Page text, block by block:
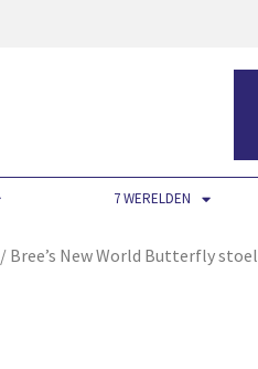
7 WERELDEN
/ Bree’s New World Butterfly stoel